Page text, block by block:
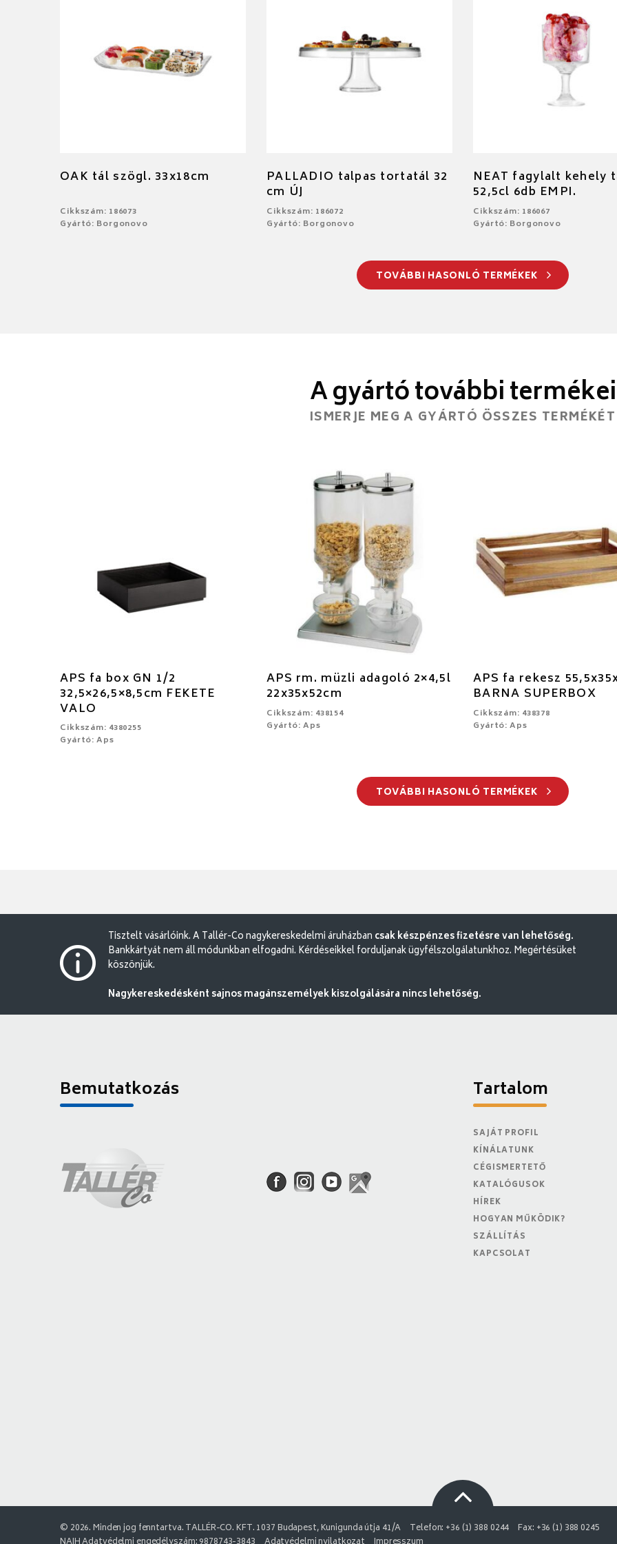
OAK tál szögl. 33x18cm
Cikkszám: 186073
Gyártó: Borgonovo
PALLADIO talpas tortatál 32
cm ÚJ
Cikkszám: 186072
Gyártó: Borgonovo
NEAT fagylalt kehely
52,5cl 6db EMPI.
Cikkszám: 186067
Gyártó: Borgonovo
TOVÁBBI HASONLÓ TERMÉKEK
A gyártó további termékei
ISMERJE MEG A GYÁRTÓ ÖSSZES TERMÉKÉT
APS fa box GN 1/2
32,5×26,5×8,5cm FEKETE
VALO
Cikkszám: 4380255
Gyártó: Aps
APS rm. müzli adagoló 2×4,5l
22x35x52cm
Cikkszám: 438154
Gyártó: Aps
APS fa rekesz
BARNA SUPERBOX
Cikkszám: 438378
Gyártó: Aps
TOVÁBBI HASONLÓ TERMÉKEK
Tisztelt vásárlóink. A Tallér-Co nagykereskedelmi áruházban csak készpénzes fizetésre van lehetőség.
Bankkártyát nem áll módunkban elfogadni. Kérdéseikkel forduljanak ügyfélszolgálatunkhoz. Megértésüket
köszönjük.
Nagykereskedésként sajnos magánszemélyek kiszolgálására nincs lehetőség.
Bemutatkozás Tartalom
SAJÁT PROFIL
KÍNÁLATUNK
CÉGISMERTETŐ
KATALÓGUSOK
HÍREK
HOGYAN MŰKÖDIK?
SZÁLLÍTÁS
KAPCSOLAT
© 2026. Minden jog fenntartva. TALLÉR-CO. KFT. 1037 Budapest, Kunigunda útja 41/A Telefon: +36 (1) 388 0244
Fax: +36 (1) 388 0245